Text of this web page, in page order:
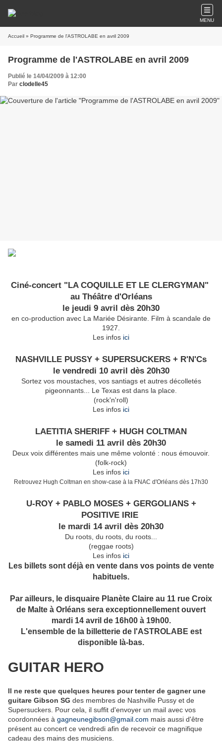
MENU
Accueil » Programme de l'ASTROLABE en avril 2009
Programme de l'ASTROLABE en avril 2009
Publié le 14/04/2009 à 12:00
Par clodelle45
Ciné-concert "LA COQUILLE ET LE CLERGYMAN"
au Théâtre d'Orléans
le jeudi 9 avril dès 20h30
en co-production avec La Mariée Désirante. Film à scandale de
1927.
Les infos ici
NASHVILLE PUSSY + SUPERSUCKERS + R'N'Cs
le vendredi 10 avril dès 20h30
Sortez vos moustaches, vos santiags et autres décolletés
pigeonnants... Le Texas est dans la place.
(rock'n'roll)
Les infos ici
LAETITIA SHERIFF + HUGH COLTMAN
le samedi 11 avril dès 20h30
Deux voix différentes mais une même volonté : nous émouvoir.
(folk-rock)
Les infos ici
Retrouvez Hugh Coltman en show-case à la FNAC d'Orléans dès 17h30
U-ROY + PABLO MOSES + GERGOLIANS +
POSITIVE IRIE
le mardi 14 avril dès 20h30
Du roots, du roots, du roots...
(reggae roots)
Les infos ici
Les billets sont déjà en vente dans vos points de vente
habituels.
Par ailleurs, le disquaire Planète Claire au 11 rue Croix
de Malte à Orléans sera exceptionnellement ouvert
mardi 14 avril de 16h00 à 19h00.
L'ensemble de la billetterie de l'ASTROLABE est
disponible là-bas.
GUITAR HERO
Il ne reste que quelques heures pour tenter de gagner une
guitare Gibson SG des membres de Nashville Pussy et de
Supersuckers. Pour cela, il suffit d'envoyer un mail avec vos
coordonnées à gagneunegibson@gmail.com mais aussi d'être
présent au concert ce vendredi afin de recevoir ce magnifique
cadeau des mains des musiciens.